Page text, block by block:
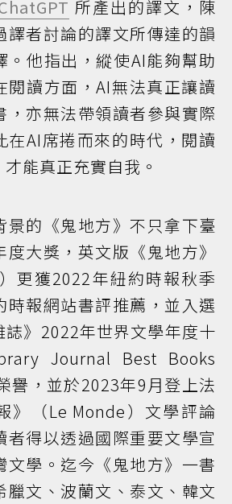
所產出的譯文，陳
譯者討論的譯文所傳達的韻
。他指出，縱使AI能夠幫助
閱讀方面，AI無法真正讓讀
，亦無法帶領讀者參與實際
在AI席捲而來的時代，閱讀
能真正充實自我。
景的《鬼地方》不只拿下臺
大獎，英文版《鬼地方》
）更獲2022年紐約時報秋季
時報網站書評推薦，並入選
誌》2022年世界文學年度十
Journal Best Books
譽，並於2023年9月登上法
》（Le Monde）文學評論
者得以透過國際重要文學宣
文學。迄今《鬼地方》一書
臘文、波蘭文、泰文、韓文